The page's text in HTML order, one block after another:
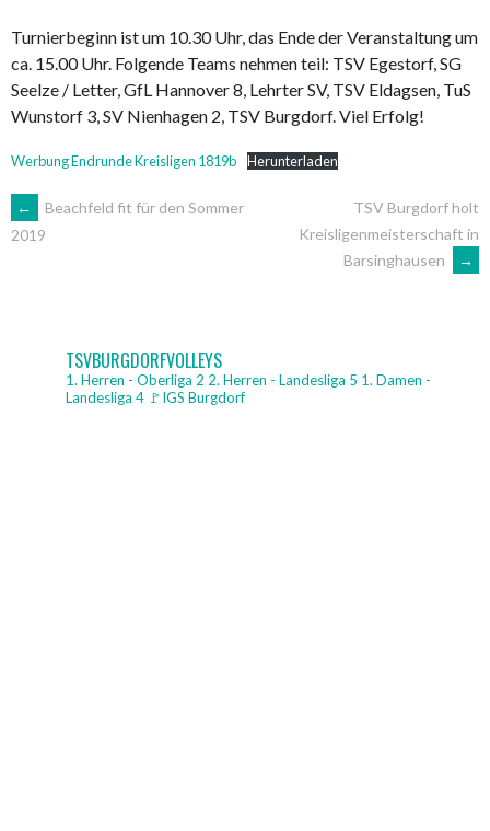
Turnierbeginn ist um 10.30 Uhr, das Ende der Veranstaltung um
ca. 15.00 Uhr. Folgende Teams nehmen teil: TSV Egestorf, SG
Seelze / Letter, GfL Hannover 8, Lehrter SV, TSV Eldagsen, TuS
Wunstorf 3, SV Nienhagen 2, TSV Burgdorf. Viel Erfolg!
Werbung Endrunde Kreisligen 1819b Herunterladen
ARTIKEL-
←
Beachfeld fit für den Sommer
2019
TSV Burgdorf holt
Kreisligenmeisterschaft in
Barsinghausen
→
TSVBURGDORFVOLLEYS
1. Herren - Oberliga 2 2. Herren - Landesliga 5 1. Damen -
Landesliga 4 🚩IGS Burgdorf